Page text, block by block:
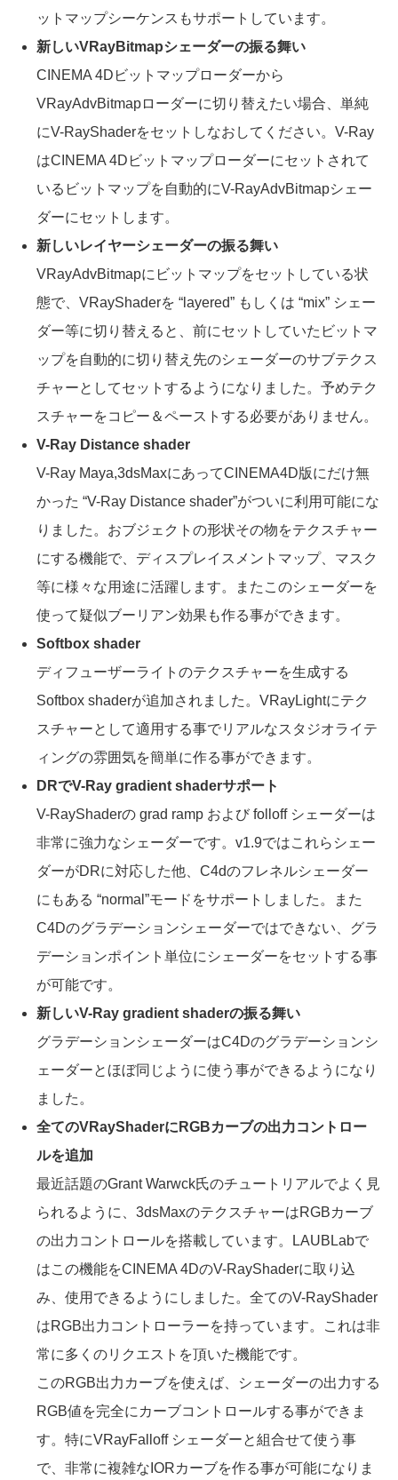
ットマップシーケンスもサポートしています。
新しいVRayBitmapシェーダーの振る舞い
CINEMA 4Dビットマップローダーから
VRayAdvBitmapローダーに切り替えたい場合、単純
にV-RayShaderをセットしなおしてください。V-Ray
はCINEMA 4Dビットマップローダーにセットされて
いるビットマップを自動的にV-RayAdvBitmapシェー
ダーにセットします。
新しいレイヤーシェーダーの振る舞い
VRayAdvBitmapにビットマップをセットしている状
態で、VRayShaderを “layered” もしくは “mix” シェー
ダー等に切り替えると、前にセットしていたビットマ
ップを自動的に切り替え先のシェーダーのサブテクス
チャーとしてセットするようになりました。予めテク
スチャーをコピー＆ペーストする必要がありません。
V-Ray Distance shader
V-Ray Maya,3dsMaxにあってCINEMA4D版にだけ無
かった “V-Ray Distance shader”がついに利用可能にな
りました。おブジェクトの形状その物をテクスチャー
にする機能で、ディスプレイスメントマップ、マスク
等に様々な用途に活躍します。またこのシェーダーを
使って疑似ブーリアン効果も作る事ができます。
Softbox shader
ディフューザーライトのテクスチャーを生成する
Softbox shaderが追加されました。VRayLightにテク
スチャーとして適用する事でリアルなスタジオライテ
ィングの雰囲気を簡単に作る事ができます。
DRでV-Ray gradient shaderサポート
V-RayShaderの grad ramp および folloff シェーダーは
非常に強力なシェーダーです。v1.9ではこれらシェー
ダーがDRに対応した他、C4dのフレネルシェーダー
にもある “normal”モードをサポートしました。また
C4Dのグラデーションシェーダーではできない、グラ
デーションポイント単位にシェーダーをセットする事
が可能です。
新しいV-Ray gradient shaderの振る舞い
グラデーションシェーダーはC4Dのグラデーションシ
ェーダーとほぼ同じように使う事ができるようになり
ました。
全てのVRayShaderにRGBカーブの出力コントロー
ルを追加
最近話題のGrant Warwck氏のチュートリアルでよく見
られるように、3dsMaxのテクスチャーはRGBカーブ
の出力コントロールを搭載しています。LAUBLabで
はこの機能をCINEMA 4DのV-RayShaderに取り込
み、使用できるようにしました。全てのV-RayShader
はRGB出力コントローラーを持っています。これは非
常に多くのリクエストを頂いた機能です。
このRGB出力カーブを使えば、シェーダーの出力する
RGB値を完全にカーブコントロールする事ができま
す。特にVRayFalloff シェーダーと組合せて使う事
で、非常に複雑なIORカーブを作る事が可能になりま